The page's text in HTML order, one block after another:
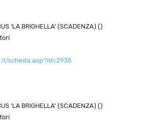
‘LA BRIGHELLA’ (SCADENZA) ()
scheda.asp?id=2935
‘LA BRIGHELLA’ (SCADENZA) ()